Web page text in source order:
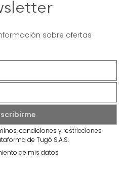
sobre ofertas
condiciones y restricciones
de Tugó S.A.S.
de mis datos